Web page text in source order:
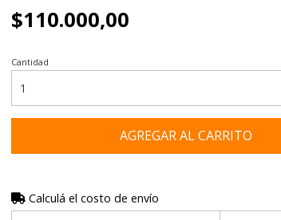
$110.000,00
Cantidad
AGREGAR AL CARRITO
Calculá el costo de envío